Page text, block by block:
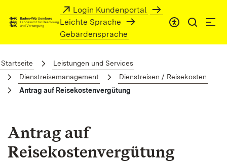
Zum Hauptinhalt springenLogin Kundenportal
Leichte Sprache
Gebärdensprache
Startseite
Leistungen und Services
Dienstreisemanagement
Dienstreisen / Reisekosten
Antrag auf Reisekostenvergütung
Antrag auf
Reisekostenvergütung